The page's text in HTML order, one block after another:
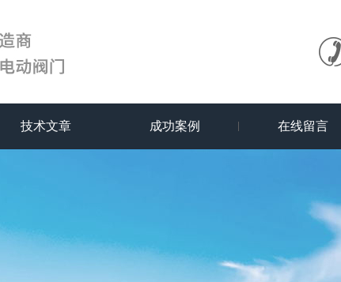
技术文章 成功案例 在线留言